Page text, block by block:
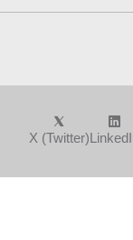
X (Twitter)